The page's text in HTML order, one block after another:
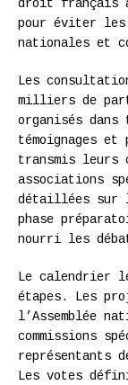
droit français
pour éviter les
nationales et
Les
milliers de
organisés
témoignages
transmis leurs
associations
détaillées sur
phase
nourri les
Le calendrier
étapes. Les
l’Assemblée
commissions
représentants
Les votes